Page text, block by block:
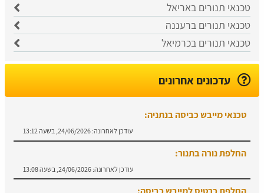
טכנאי תנורים באריאל
טכנאי תנורים ברעננה
טכנאי תנורים בכרמיאל
עדכונים אחרונים
טכנאי מייבש כביסה בנתניה:
החלפת נורה בתנור:
החלפת כרטיס למייבש כביסה: